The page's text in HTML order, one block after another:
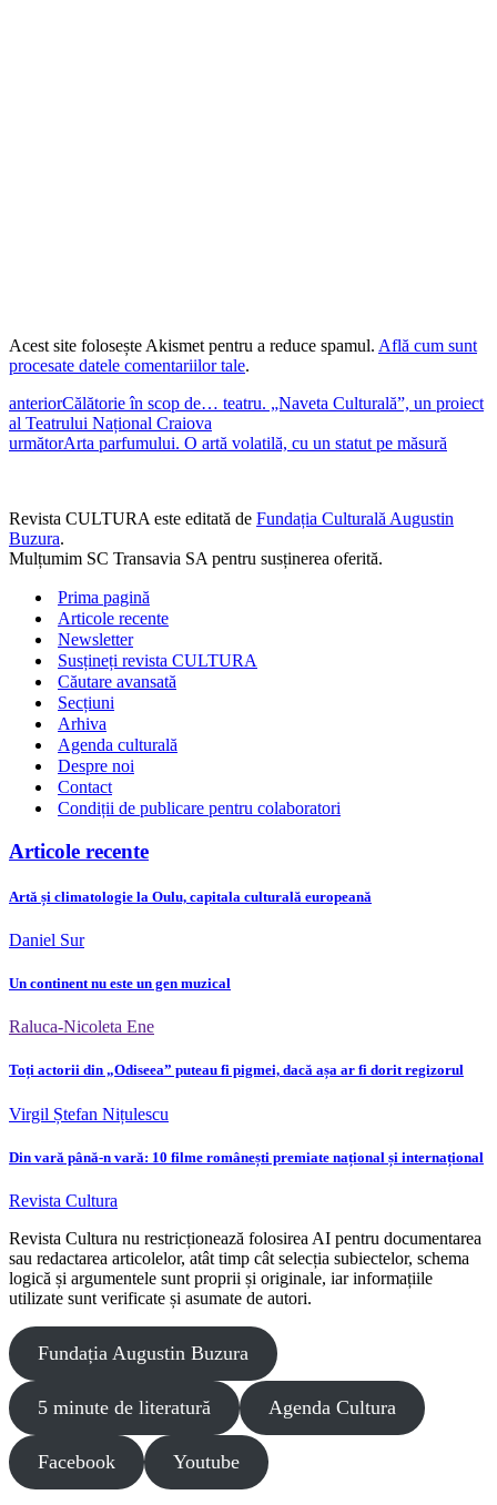
Acest site folosește Akismet pentru a reduce spamul. Află cum sunt
procesate datele comentariilor tale.
anteriorCălătorie în scop de… teatru. „Naveta Culturală”, un proiect
al Teatrului Național Craiova
următorArta parfumului. O artă volatilă, cu un statut pe măsură
Revista CULTURA este editată de Fundația Culturală Augustin
Buzura.
Mulțumim SC Transavia SA pentru susținerea oferită.
Prima pagină
Articole recente
Newsletter
Susțineți revista CULTURA
Căutare avansată
Secțiuni
Arhiva
Agenda culturală
Despre noi
Contact
Condiții de publicare pentru colaboratori
Articole recente
Artă și climatologie la Oulu, capitala culturală europeană
Daniel Sur
Un continent nu este un gen muzical
Raluca-Nicoleta Ene
Toți actorii din „Odiseea” puteau fi pigmei, dacă așa ar fi dorit regizorul
Virgil Ștefan Nițulescu
Din vară până-n vară: 10 filme românești premiate național și internațional
Revista Cultura
Revista Cultura nu restricționează folosirea AI pentru documentarea
sau redactarea articolelor, atât timp cât selecția subiectelor, schema
logică și argumentele sunt proprii și originale, iar informațiile
utilizate sunt verificate și asumate de autori.
Fundația Augustin Buzura
5 minute de literatură Agenda Cultura
Facebook Youtube